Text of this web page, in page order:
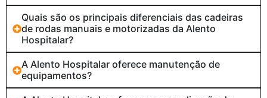
Quais são os principais diferenciais das cadeiras
de rodas manuais e motorizadas da Alento
Hospitalar?
A Alento Hospitalar oferece manutenção de
equipamentos?